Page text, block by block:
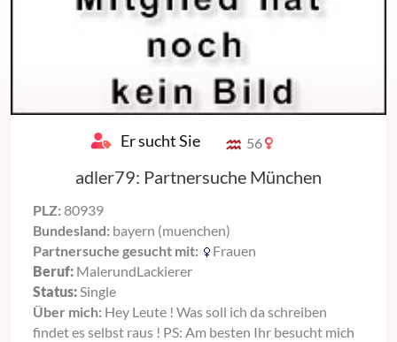
Er sucht Sie 56
adler79: Partnersuche München
PLZ: 80939
Bundesland: bayern (muenchen)
Partnersuche gesucht mit:
Frauen
Beruf: MalerundLackierer
Status:Single
Über mich: Hey Leute ! Was soll ich da schreiben
findet es selbst raus ! PS: Am besten Ihr besucht mich